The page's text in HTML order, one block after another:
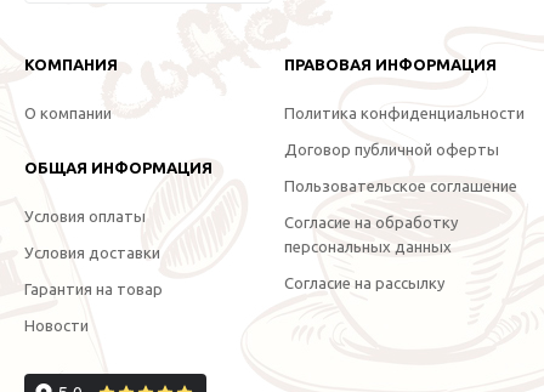
КОМПАНИЯ
О компании
ОБЩАЯ ИНФОРМАЦИЯ
Условия оплаты
Условия доставки
Гарантия на товар
Новости
ПРАВОВАЯ ИНФОРМАЦИЯ
Политика конфиденциальности
Договор публичной оферты
Пользовательское соглашение
Согласие на обработку
персональных данных
Согласие на рассылку